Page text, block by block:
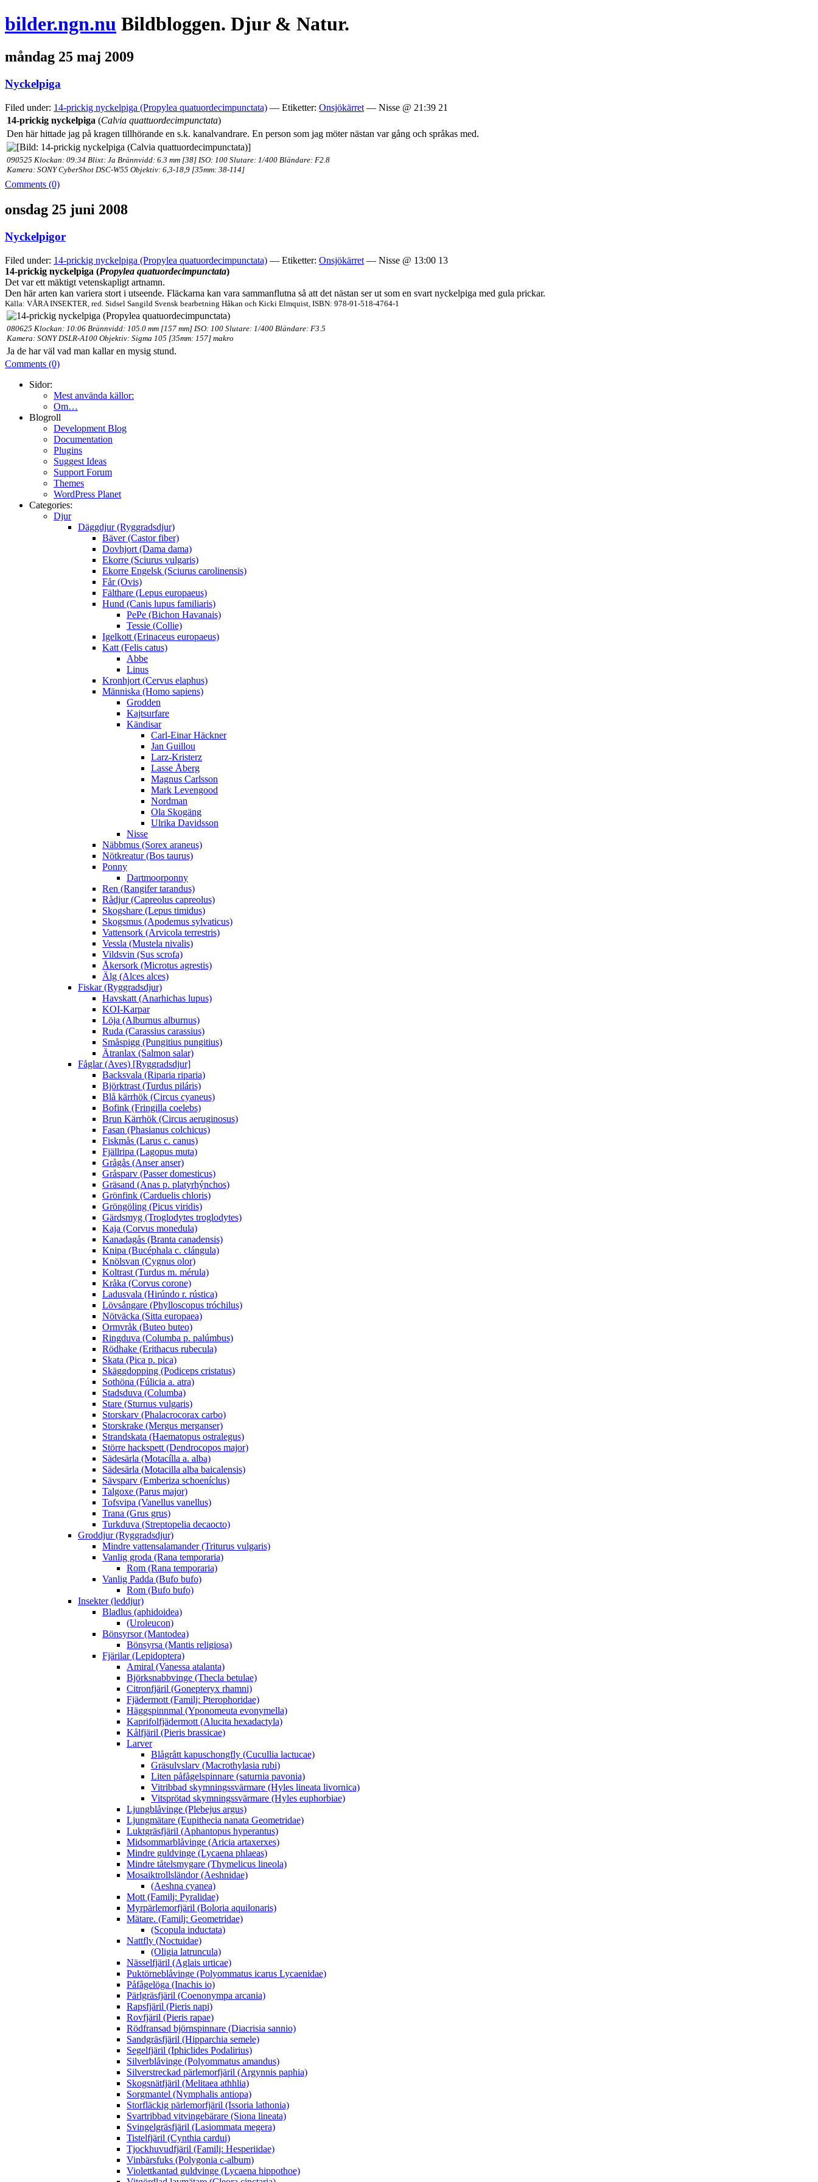
bilder.ngn.nu Bildbloggen. Djur & Natur.
måndag 25 maj 2009
Nyckelpiga
Filed under: 14-prickig nyckelpiga (Propylea quatuordecimpunctata) — Etiketter: Onsjökärret — Nisse @ 21:39 21
14-prickig nyckelpiga (Calvia quattuordecimpunctata)
Den här hittade jag på kragen tillhörande en s.k. kanalvandrare. En person som jag möter nästan var gång och språkas med.
090525 Klockan: 09:34 Blixt: Ja Brännvidd: 6.3 mm [38] ISO: 100 Slutare: 1/400 Bländare: F2.8
Kamera: SONY CyberShot DSC-W55 Objektiv: 6,3-18,9 [35mm: 38-114]
Comments (0)
onsdag 25 juni 2008
Nyckelpigor
Filed under: 14-prickig nyckelpiga (Propylea quatuordecimpunctata) — Etiketter: Onsjökärret — Nisse @ 13:00 13
14-prickig nyckelpiga (Propylea quatuordecimpunctata)
Det var ett mäktigt vetenskapligt artnamn.
Den här arten kan variera stort i utseende. Fläckarna kan vara sammanflutna så att det nästan ser ut som en svart nyckelpiga med gula prickar.
Källa: VÅRA INSEKTER, red. Sidsel Sangild Svensk bearbetning Håkan och Kicki Elmquist, ISBN: 978-91-518-4764-1
080625 Klockan: 10:06 Brännvidd: 105.0 mm [157 mm] ISO: 100 Slutare: 1/400 Bländare: F3.5
Kamera: SONY DSLR-A100 Objektiv: Sigma 105 [35mm: 157] makro
Ja de har väl vad man kallar en mysig stund.
Comments (0)
Sidor:
Mest använda källor:
Om…
Blogroll
Development Blog
Documentation
Plugins
Suggest Ideas
Support Forum
Themes
WordPress Planet
Categories:
Djur
Däggdjur (Ryggradsdjur)
Bäver (Castor fiber)
Dovhjort (Dama dama)
Ekorre (Sciurus vulgaris)
Ekorre Engelsk (Sciurus carolinensis)
Får (Ovis)
Fälthare (Lepus europaeus)
Hund (Canis lupus familiaris)
PePe (Bichon Havanais)
Tessie (Collie)
Igelkott (Erinaceus europaeus)
Katt (Felis catus)
Abbe
Linus
Kronhjort (Cervus elaphus)
Människa (Homo sapiens)
Grodden
Kajtsurfare
Kändisar
Carl-Einar Häckner
Jan Guillou
Larz-Kristerz
Lasse Åberg
Magnus Carlsson
Mark Levengood
Nordman
Ola Skogäng
Ulrika Davidsson
Nisse
Näbbmus (Sorex araneus)
Nötkreatur (Bos taurus)
Ponny
Dartmoorponny
Ren (Rangifer tarandus)
Rådjur (Capreolus capreolus)
Skogshare (Lepus timidus)
Skogsmus (Apodemus sylvaticus)
Vattensork (Arvicola terrestris)
Vessla (Mustela nivalis)
Vildsvin (Sus scrofa)
Åkersork (Microtus agrestis)
Älg (Alces alces)
Fiskar (Ryggradsdjur)
Havskatt (Anarhichas lupus)
KOI-Karpar
Löja (Alburnus alburnus)
Ruda (Carassius carassius)
Småspigg (Pungitius pungitius)
Ätranlax (Salmon salar)
Fåglar (Aves) [Ryggradsdjur]
Backsvala (Riparia riparia)
Björktrast (Turdus piláris)
Blå kärrhök (Circus cyaneus)
Bofink (Fringilla coelebs)
Brun Kärrhök (Circus aeruginosus)
Fasan (Phasianus colchicus)
Fiskmås (Larus c. canus)
Fjällripa (Lagopus muta)
Grågås (Anser anser)
Gråsparv (Passer domesticus)
Gräsand (Anas p. platyrhýnchos)
Grönfink (Carduelis chloris)
Gröngöling (Picus viridis)
Gärdsmyg (Troglodytes troglodytes)
Kaja (Corvus monedula)
Kanadagås (Branta canadensis)
Knipa (Bucéphala c. clángula)
Knölsvan (Cygnus olor)
Koltrast (Turdus m. mérula)
Kråka (Corvus corone)
Ladusvala (Hirúndo r. rústica)
Lövsångare (Phylloscopus tróchilus)
Nötväcka (Sitta europaea)
Ormvråk (Buteo buteo)
Ringduva (Columba p. palúmbus)
Rödhake (Erithacus rubecula)
Skata (Pica p. pica)
Skäggdopping (Podiceps cristatus)
Sothöna (Fúlicia a. atra)
Stadsduva (Columba)
Stare (Sturnus vulgaris)
Storskarv (Phalacrocorax carbo)
Storskrake (Mergus merganser)
Strandskata (Haematopus ostralegus)
Större hackspett (Dendrocopos major)
Sädesärla (Motacílla a. alba)
Sädesärla (Motacilla alba baicalensis)
Sävsparv (Emberiza schoeníclus)
Talgoxe (Parus major)
Tofsvipa (Vanellus vanellus)
Trana (Grus grus)
Turkduva (Streptopelia decaocto)
Groddjur (Ryggradsdjur)
Mindre vattensalamander (Triturus vulgaris)
Vanlig groda (Rana temporaria)
Rom (Rana temporaria)
Vanlig Padda (Bufo bufo)
Rom (Bufo bufo)
Insekter (leddjur)
Bladlus (aphidoidea)
(Uroleucon)
Bönsyrsor (Mantodea)
Bönsyrsa (Mantis religiosa)
Fjärilar (Lepidoptera)
Amiral (Vanessa atalanta)
Björksnabbvinge (Thecla betulae)
Citronfjäril (Gonepteryx rhamni)
Fjädermott (Familj: Pterophoridae)
Häggspinnmal (Yponomeuta evonymella)
Kaprifolfjädermott (Alucita hexadactyla)
Kålfjäril (Pieris brassicae)
Larver
Blågrått kapuschongfly (Cucullia lactucae)
Gräsulvslarv (Macrothylasia rubi)
Liten påfågelspinnare (saturnia pavonia)
Vitribbad skymningssvärmare (Hyles lineata livornica)
Vitsprötad skymningssvärmare (Hyles euphorbiae)
Ljungblåvinge (Plebejus argus)
Ljungmätare (Eupithecia nanata Geometridae)
Luktgräsfjäril (Aphantopus hyperantus)
Midsommarblåvinge (Aricia artaxerxes)
Mindre guldvinge (Lycaena phlaeas)
Mindre tåtelsmygare (Thymelicus lineola)
Mosaiktrollsländor (Aeshnidae)
(Aeshna cyanea)
Mott (Familj: Pyralidae)
Myrpärlemorfjäril (Boloria aquilonaris)
Mätare. (Familj: Geometridae)
(Scopula inductata)
Nattfly (Noctuidae)
(Oligia latruncula)
Nässelfjäril (Aglais urticae)
Puktörneblåvinge (Polyommatus icarus Lycaenidae)
Påfågelöga (Inachis io)
Pärlgräsfjäril (Coenonympa arcania)
Rapsfjäril (Pieris napi)
Rovfjäril (Pieris rapae)
Rödfransad björnspinnare (Diacrisia sannio)
Sandgräsfjäril (Hipparchia semele)
Segelfjäril (Iphiclides Podalirius)
Silverblåvinge (Polyommatus amandus)
Silverstreckad pärlemorfjäril (Argynnis paphia)
Skogsnätfjäril (Melitaea athhlia)
Sorgmantel (Nymphalis antiopa)
Storfläckig pärlemorfjäril (Issoria lathonia)
Svartribbad vitvingebärare (Siona lineata)
Svingelgräsfjäril (Lasiommata megera)
Tistelfjäril (Cynthia cardui)
Tjockhuvudfjäril (Familj: Hesperiidae)
Vinbärsfuks (Polygonia c-album)
Violettkantad guldvinge (Lycaena hippothoe)